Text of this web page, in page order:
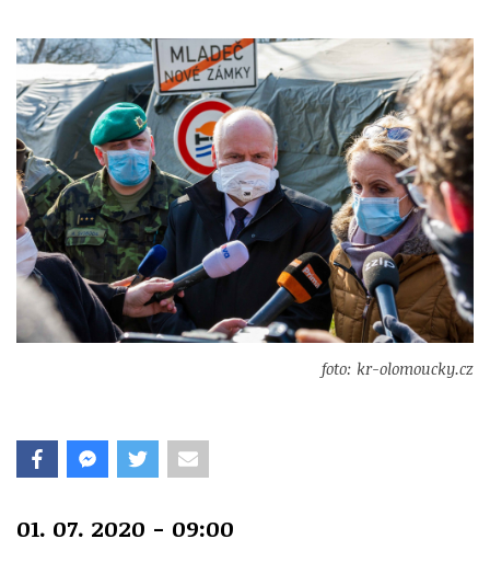
foto: kr-olomoucky.cz
01. 07. 2020 - 09:00